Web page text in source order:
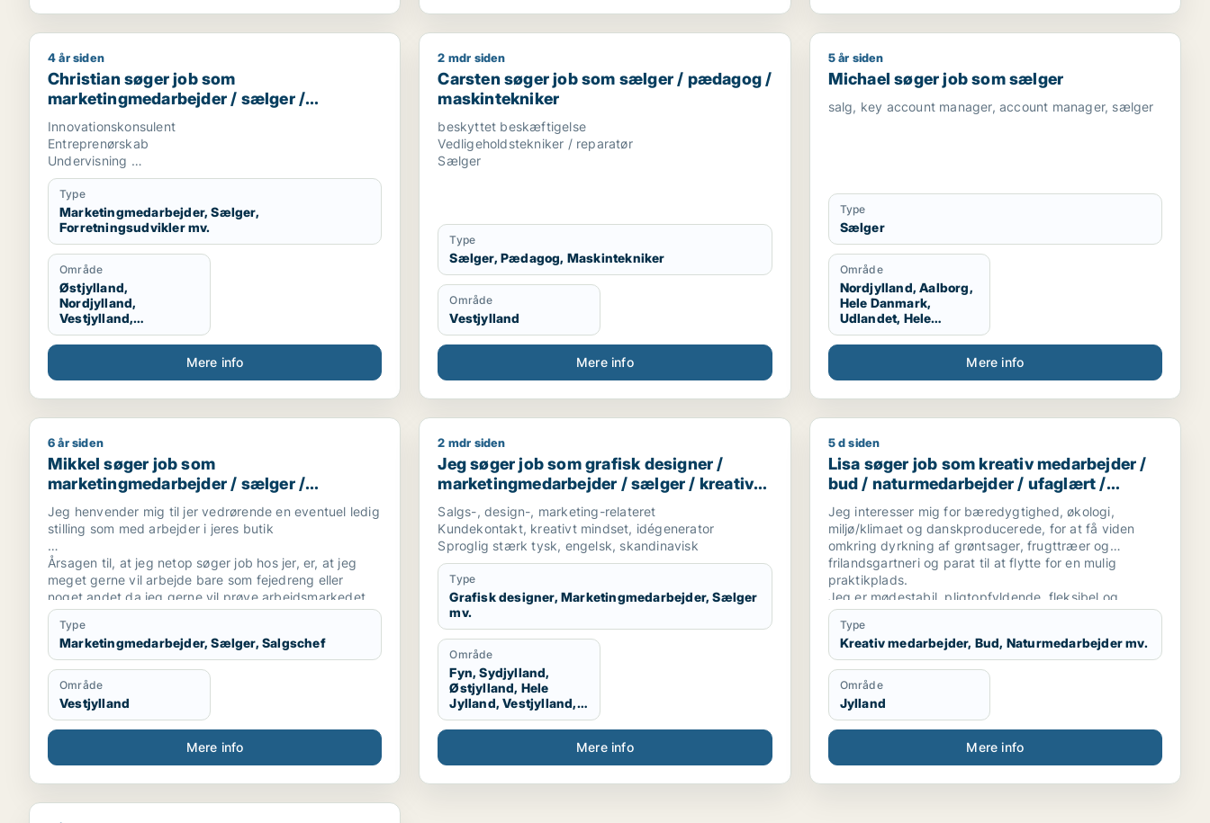
Christian søger job som marketingmedarbejder / sælger / forretningsudvikler / kreativ medarbejder / lærer
4 år siden
Christian søger job som
marketingmedarbejder / sælger /
forretningsudvikler / kreativ medarbejder
/ lærer
Innovationskonsulent
Entreprenørskab
Undervisning
Tekstskrivning
Type
Marketingmedarbejder, Sælger,
Forretningsudvikler mv.
Område
Østjylland,
Nordjylland,
Vestjylland,
Midtjylland
Mere info
Carsten søger job som sælger / pædagog / maskintekniker
2 mdr siden
Carsten søger job som sælger / pædagog /
maskintekniker
beskyttet beskæftigelse
Vedligeholdstekniker / reparatør
Sælger
Type
Sælger, Pædagog, Maskintekniker
Område
Vestjylland
Mere info
Michael søger job som sælger
5 år siden
Michael søger job som sælger
salg, key account manager, account manager, sælger
Type
Sælger
Område
Nordjylland, Aalborg,
Hele Danmark,
Udlandet, Hele
Jylland, Vestjylland,
Midtjylland
Mere info
Mikkel søger job som marketingmedarbejder / sælger / salgschef
6 år siden
Mikkel søger job som
marketingmedarbejder / sælger /
salgschef
Jeg henvender mig til jer vedrørende en eventuel ledig
stilling som med arbejder i jeres butik
Årsagen til, at jeg netop søger job hos jer, er, at jeg
meget gerne vil arbejde bare som fejedreng eller
noget andet da jeg gerne vil prøve arbejdsmarkedet
jeg har haft 2 jobs som fejedreng før så kender det lidt
Jeg er for nylig startet i 8 på tarm skole
overbygningen.
Jeg har arbejdet med flere ting før men vil gerne finde
et ordentligt arbejde så tænkte det godt kunne blive
hos jer
Jeg føler virkelig, at en ansættelse hos jer vil være det
bedste, mvh mikkel nilsson
Type
Marketingmedarbejder, Sælger, Salgschef
Område
Vestjylland
Mere info
Jeg søger job som grafisk designer / marketingmedarbejder / sælger / kreativ medarbejder /
2 mdr siden
Jeg søger job som grafisk designer /
marketingmedarbejder / sælger / kreativ
medarbejder / produktspecialist
Salgs-, design-, marketing-relateret
Kundekontakt, kreativt mindset, idégenerator
Sproglig stærk tysk, engelsk, skandinavisk
Type
Grafisk designer, Marketingmedarbejder, Sælger
mv.
Område
Fyn, Sydjylland,
Østjylland, Hele
Jylland, Vestjylland,
Midtjylland
Mere info
Lisa søger job som kreativ medarbejder / bud /
5 d siden
Lisa søger job som kreativ medarbejder /
bud / naturmedarbejder / ufaglært /
gartner
Jeg interesser mig for bæredygtighed, økologi,
miljø/klimaet og danskproducerede, for at få viden
omkring dyrkning af grøntsager, frugttræer og
frilandsgartneri og parat til at flytte for en mulig
praktikplads.
Jeg er mødestabil, pligtopfyldende, fleksibel og
hjælpsom. Jeg er ikke bange for at give en hånd
ekstra.
Type
Kreativ medarbejder, Bud, Naturmedarbejder mv.
Område
Jylland
Mere info